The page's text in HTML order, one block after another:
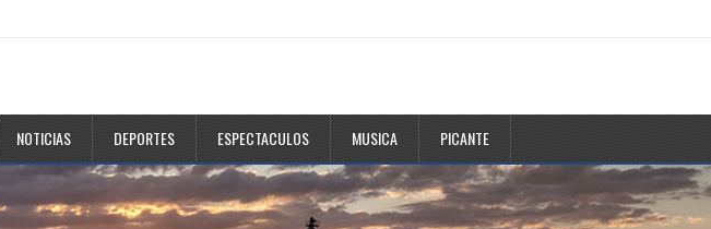
NOTICIAS DEPORTES ESPECTACULOS MUSICA PICANTE